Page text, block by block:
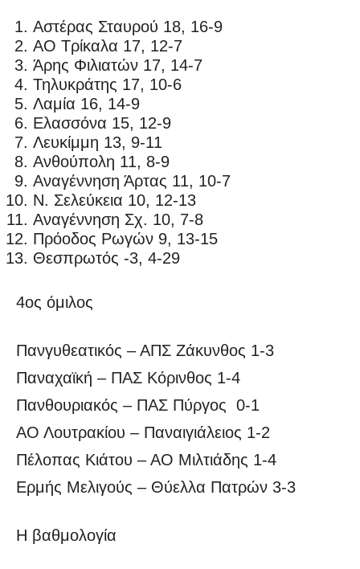
Αστέρας Σταυρού 18, 16-9
ΑΟ Τρίκαλα 17, 12-7
Άρης Φιλιατών 17, 14-7
Τηλυκράτης 17, 10-6
Λαμία 16, 14-9
Ελασσόνα 15, 12-9
Λευκίμμη 13, 9-11
Ανθούπολη 11, 8-9
Αναγέννηση Άρτας 11, 10-7
Ν. Σελεύκεια 10, 12-13
Αναγέννηση Σχ. 10, 7-8
Πρόοδος Ρωγών 9, 13-15
Θεσπρωτός -3, 4-29
4ος όμιλος
Πανγυθεατικός – ΑΠΣ Ζάκυνθος 1-3
Παναχαϊκή – ΠΑΣ Κόρινθος 1-4
Πανθουριακός – ΠΑΣ Πύργος 0-1
ΑΟ Λουτρακίου – Παναιγιάλειος 1-2
Πέλοπας Κιάτου – ΑΟ Μιλτιάδης 1-4
Ερμής Μελιγούς – Θύελλα Πατρών 3-3
Η βαθμολογία